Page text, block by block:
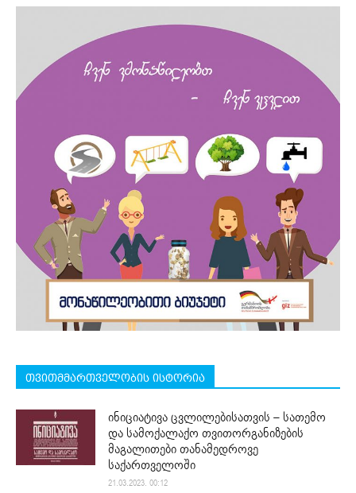
თვითმმართველობის ისტორია
ინიციატივა ცვლილებისათვის – სათემო
და სამოქალაქო თვითორგანიზების
მაგალითები თანამედროვე
საქართველოში
21.03.2023. 00:12